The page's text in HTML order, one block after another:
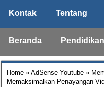
Kontak Tentang
Beranda Pendidikan
Home » AdSense Youtube »
Memaksimalkan Penayangan